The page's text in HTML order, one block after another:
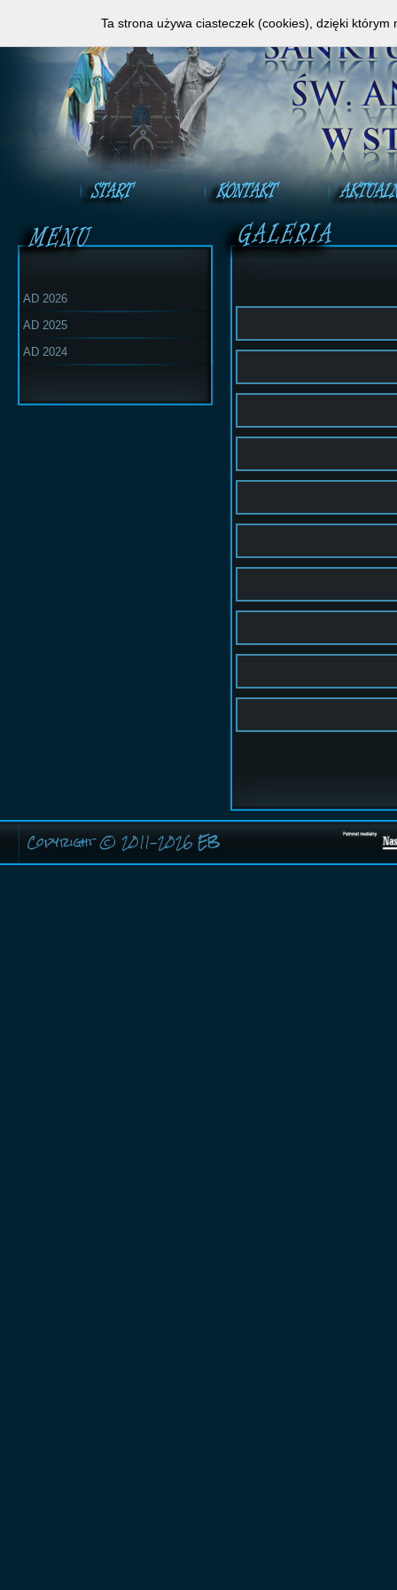
AD 2026
AD 2025
AD 2024
Copyright © 2011-2026 EB
Ta strona używa ciasteczek (cookies), dzięki którym